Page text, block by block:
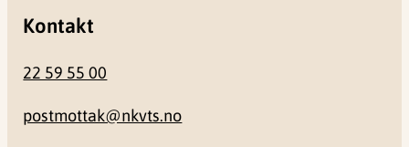
Kontakt
22 59 55 00
postmottak@nkvts.no